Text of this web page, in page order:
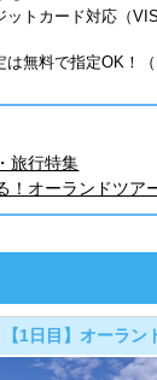
ットカード対応（
無料で指定OK！（
旅行特集
！オーランドツア
【1日目】オーラン